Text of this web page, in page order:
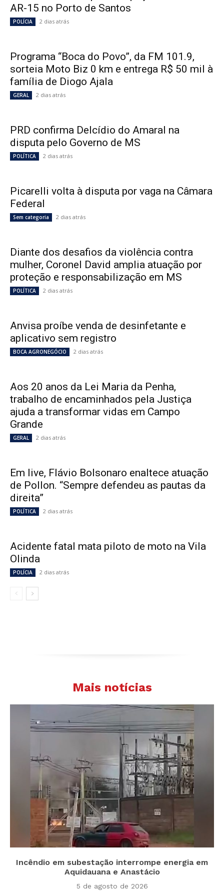
AR-15 no Porto de Santos
POLÍCIA 2 dias atrás
Programa “Boca do Povo”, da FM 101.9,
sorteia Moto Biz 0 km e entrega R$ 50 mil à
família de Diogo Ajala
GERAL 2 dias atrás
PRD confirma Delcídio do Amaral na
disputa pelo Governo de MS
POLÍTICA 2 dias atrás
Picarelli volta à disputa por vaga na Câmara
Federal
Sem categoria 2 dias atrás
Diante dos desafios da violência contra
mulher, Coronel David amplia atuação por
proteção e responsabilização em MS
POLÍTICA 2 dias atrás
Anvisa proíbe venda de desinfetante e
aplicativo sem registro
BOCA AGRONEGÓCIO 2 dias atrás
Aos 20 anos da Lei Maria da Penha,
trabalho de encaminhados pela Justiça
ajuda a transformar vidas em Campo
Grande
GERAL 2 dias atrás
Em live, Flávio Bolsonaro enaltece atuação
de Pollon. “Sempre defendeu as pautas da
direita”
POLÍTICA 2 dias atrás
Acidente fatal mata piloto de moto na Vila
Olinda
POLÍCIA 2 dias atrás
Mais notícias
Incêndio em subestação interrompe energia em
Aquidauana e Anastácio
5 de agosto de 2026